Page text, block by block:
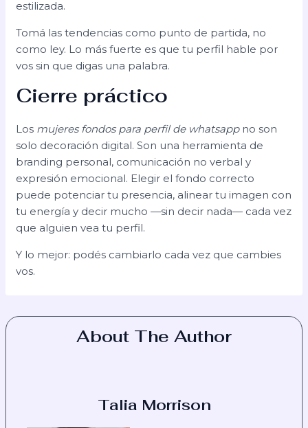
estilizada.
Tomá las tendencias como punto de partida, no
como ley. Lo más fuerte es que tu perfil hable por
vos sin que digas una palabra.
Cierre práctico
Los mujeres fondos para perfil de whatsappno son
solo decoración digital. Son una herramienta de
branding personal, comunicación no verbal y
expresión emocional. Elegir el fondo correcto
puede potenciar tu presencia, alinear tu imagen con
tu energía y decir mucho —sin decir nada— cada vez
que alguien vea tu perfil.
Y lo mejor: podés cambiarlo cada vez que cambies
vos.
About The Author
Talia Morrison